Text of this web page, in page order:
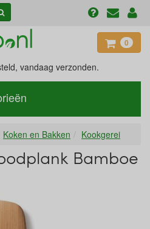
0
vandaag verzonden.
Koken en Bakken Kookgerei
Bamboe